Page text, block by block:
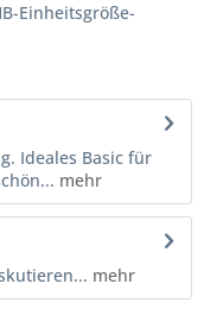
Einheitsgröße-
Ideales Basic für
mehr
mehr